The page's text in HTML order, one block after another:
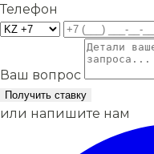
Телефон
Ваш вопрос
Получить ставку
или напишите нам